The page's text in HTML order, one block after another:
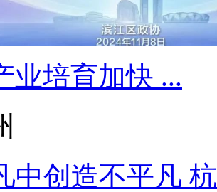
业培育加快 ...
中创造不平凡